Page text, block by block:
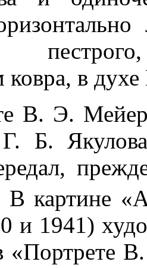
ковра, в
В. Э.
Г. Б.
В картине
и 1941)